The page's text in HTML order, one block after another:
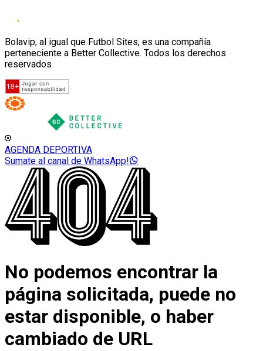
Bolavip, al igual que Futbol Sites, es una compañía
perteneciente a Better Collective. Todos los derechos
reservados
AGENDA DEPORTIVA
Sumate al canal de WhatsApp!
No podemos encontrar la
página solicitada, puede no
estar disponible, o haber
cambiado de URL